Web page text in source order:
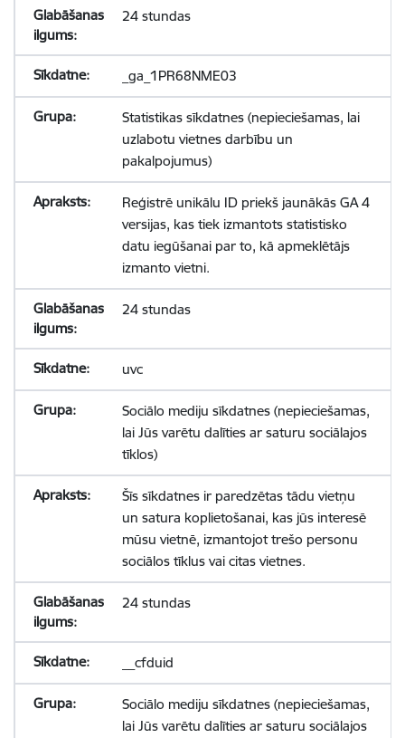
24 stundas
_ga_1PR68NME03
Statistikas sīkdatnes (nepieciešamas, lai
uzlabotu vietnes darbību un
pakalpojumus)
Reģistrē unikālu ID priekš jaunākās GA 4
versijas, kas tiek izmantots statistisko
datu iegūšanai par to, kā apmeklētājs
izmanto vietni.
24 stundas
uvc
Sociālo mediju sīkdatnes (nepieciešamas,
lai Jūs varētu dalīties ar saturu sociālajos
tīklos)
Šīs sīkdatnes ir paredzētas tādu vietņu
un satura koplietošanai, kas jūs interesē
mūsu vietnē, izmantojot trešo personu
sociālos tīklus vai citas vietnes.
24 stundas
__cfduid
Sociālo mediju sīkdatnes (nepieciešamas,
lai Jūs varētu dalīties ar saturu sociālajos